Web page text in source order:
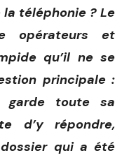
téléphonie ? Le
opérateurs et
qu’il ne se
principale :
garde toute sa
d’y répondre,
qui a été